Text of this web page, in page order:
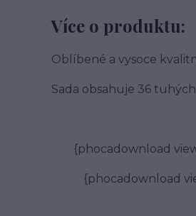
Více o produktu:
Oblíbené a vysoce
Sada obsahuje 36
{phocadownload
{phocadownload